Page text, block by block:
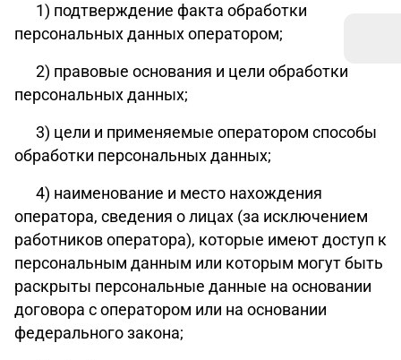
1) подтверждение факта обработки
персональных данных оператором;
2) правовые основания и цели обработки
персональных данных;
3) цели и применяемые оператором способы
обработки персональных данных;
4) наименование и место нахождения
оператора, сведения о лицах (за исключением
работников оператора), которые имеют доступ к
персональным данным или которым могут быть
раскрыты персональные данные на основании
договора с оператором или на основании
федерального закона;